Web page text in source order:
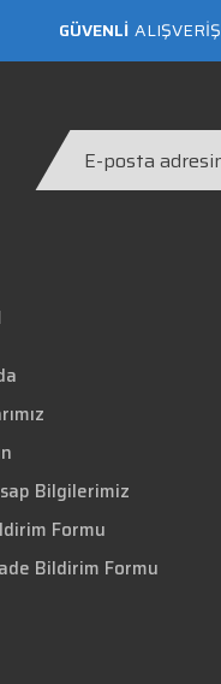
GÜVENLİ ALIŞVERİŞ
Bilgilerimiz
Formu
Bildirim Formu